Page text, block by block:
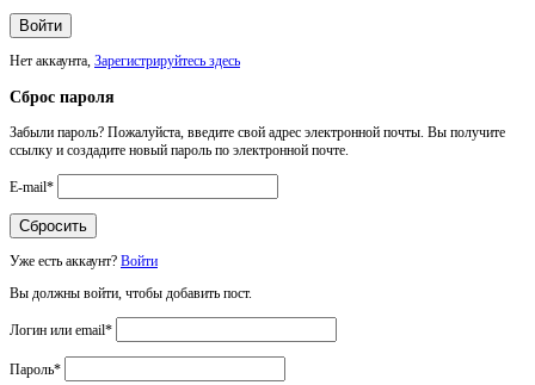
Нет аккаунта, Зарегистрируйтесь здесь
Сброс пароля
Забыли пароль? Пожалуйста, введите свой адрес электронной почты. Вы получите
ссылку и создадите новый пароль по электронной почте.
E-mail*
Уже есть аккаунт? Войти
Вы должны войти, чтобы добавить пост.
Логин или email*
Пароль*